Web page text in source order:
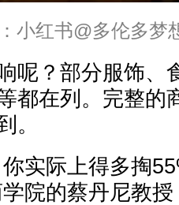
小红书@多伦多梦
呢？部分服饰、
都在列。完整的
。
实际上得多掏
院的蔡丹尼教